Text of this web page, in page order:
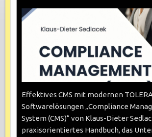
Effektives CMS mit modernen
Softwarelösungen „Compliance
System (CMS)“ von Klaus-Dieter
praxisorientiertes Handbuch, das